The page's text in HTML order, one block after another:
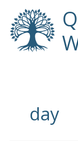
inhoud
day